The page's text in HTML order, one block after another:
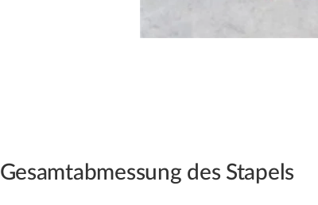
Gesamtabmessung des Stapels